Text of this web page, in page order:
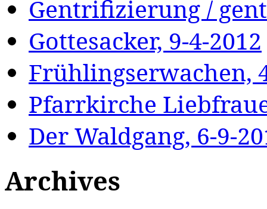
Gentrifizierung /
Gottesacker, 9-4-2012
Frühlingserwachen,
Pfarrkirche
Der Waldgang, 6-9-
Archives